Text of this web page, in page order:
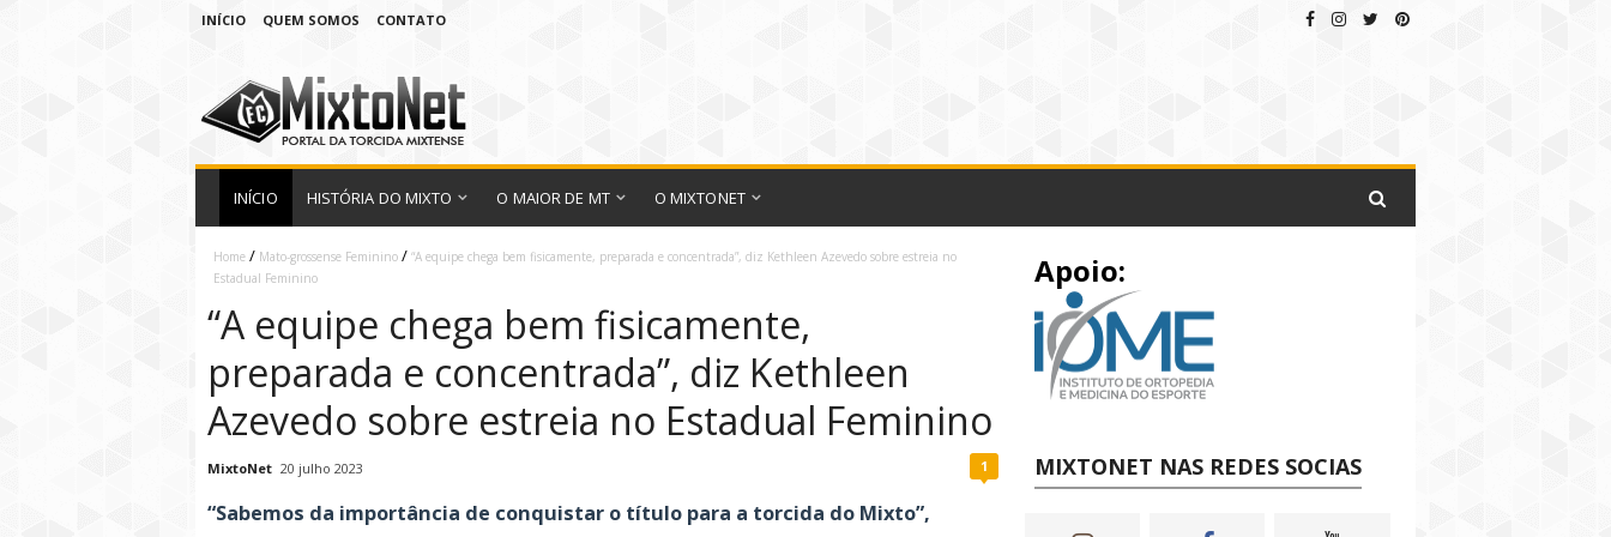
INÍCIO QUEM SOMOS CONTATO
INÍCIO HISTÓRIA DO MIXTO O MAIOR DE MT O MIXTONET
Home / Mato-grossense Feminino / “A equipe chega bem fisicamente, preparada e concentrada”, diz Kethleen Azevedo sobre estreia no
Estadual Feminino
“A equipe chega bem fisicamente,
preparada e concentrada”, diz Kethleen
Azevedo sobre estreia no Estadual Feminino
MixtoNet 20 julho 2023 1
“Sabemos da importância de conquistar o título para a torcida do Mixto”,
Apoio:
MIXTONET NAS REDES SOCIAS